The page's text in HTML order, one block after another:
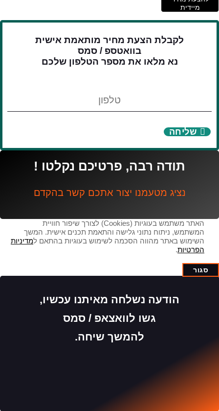
מיידית
לקבלת הצעת מחיר מותאמת אישית
בוואטספ / סמס
נא מלאו את מספר הטלפון שלכם
שליחה
תודה רבה, פרטיכם נקלטו !
נציג מטעמנו יצור אתכם קשר בהקדם
האתר משתמש בעוגיות (Cookies) לצורך שיפור חוויית
המשתמש, ניתוח נתוני גלישה והתאמת תכנים אישית. המשך
השימוש באתר מהווה הסכמה לשימוש בעוגיות בהתאם למדיניות
הפרטיות.
סגור
הודעה נשלחה מאיתנו עכשיו,
גשו לוואצאפ / סמס
להמשך שיחה.